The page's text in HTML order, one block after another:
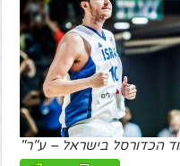
הכדורסל בישראל – ע"ר"